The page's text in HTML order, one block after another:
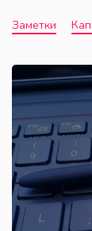
Заметки